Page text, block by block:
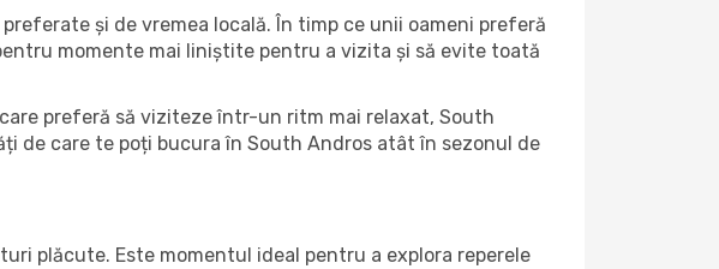
și de vremea locală. În timp ce unii oameni preferă
momente mai liniștite pentru a vizita și să evite toată
preferă să viziteze într-un ritm mai relaxat, South
de care te poți bucura în South Andros atât în ​​sezonul de
plăcute. Este momentul ideal pentru a explora reperele